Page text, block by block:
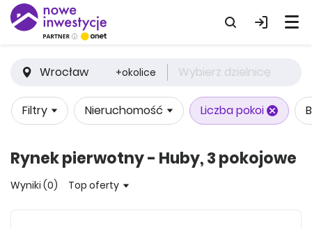
Wrocław +okolice Wybierz dzielnicę
Filtry Nieruchomość Liczba pokoi
Rynek pierwotny - Huby, 3 pokojowe
Wyniki (0) Top oferty